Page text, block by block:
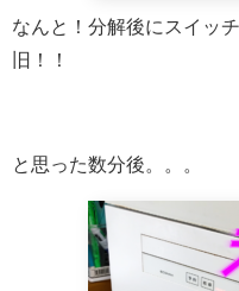
なんと！分解後にスイッ
旧！！
と思った数分後。。。